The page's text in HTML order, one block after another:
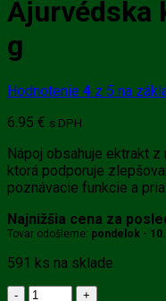
Ajurvédska
g
Hodnotenie 4 z 5 na
6.95 € s DPH
Nápoj obsahuje ektrakt
ktorá podporuje
poznávacie funkcie a
Najnižšia cena za
Tovar odošleme: pondelok -
591 ks na sklade
množstvo